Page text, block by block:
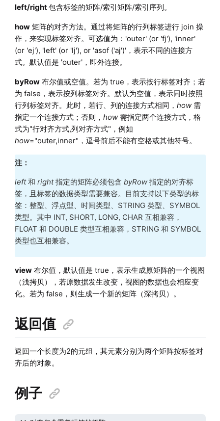
left/right包含标签的矩阵/索引矩阵/索引序列。
how矩阵的对齐方法。通过将矩阵的行列标签进行 join 操
作，来实现标签对齐。可选值为：'outer' (or 'fj'), 'inner'
(or 'ej'), 'left' (or 'lj'), or 'asof ('aj')'，表示不同的连接方
式。默认值是 'outer'，即外连接。
byRow布尔值或空值。若为 true，表示按行标签对齐；若
为 false，表示按列标签对齐。默认为空值，表示同时按照
行列标签对齐。此时，若行、列的连接方式相同， how需
指定一个连接方式；否则， how需指定两个连接方式，格
式为"行对齐方式,列对齐方式"，例如
how="outer,inner"，逗号前后不能有空格或其他符号。
注：
left和 right指定的矩阵必须包含 byRow指定的对齐标
签，且标签的数据类型需要兼容。目前支持以下类型的标
签：整型、浮点型、时间类型、STRING 类型、SYMBOL
类型。其中 INT, SHORT, LONG, CHAR 互相兼容，
FLOAT 和 DOUBLE 类型互相兼容，STRING 和 SYMBOL
类型也互相兼容。
view布尔值，默认值是 true，表示生成原矩阵的一个视图
（浅拷贝），若原数据发生改变，视图的数据也会相应变
化。若为 false，则生成一个新的矩阵（深拷贝）。
返回值
返回一个长度为2的元组，其元素分别为两个矩阵按标签对
齐后的对象。
例子